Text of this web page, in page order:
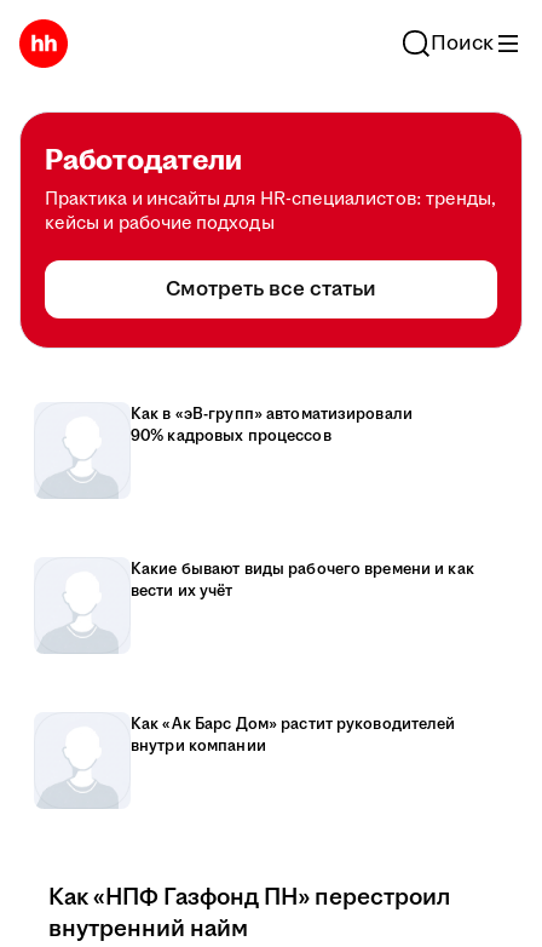
Поиск
Работодатели
Практика и инсайты для HR-специалистов: тренды,
кейсы и рабочие подходы
Смотреть все статьи
Как в «эВ-групп» автоматизировали
90% кадровых процессов
Какие бывают виды рабочего времени и как
вести их учёт
Как «Ак Барс Дом» растит руководителей
внутри компании
Как «НПФ Газфонд ПН» перестроил
внутренний найм